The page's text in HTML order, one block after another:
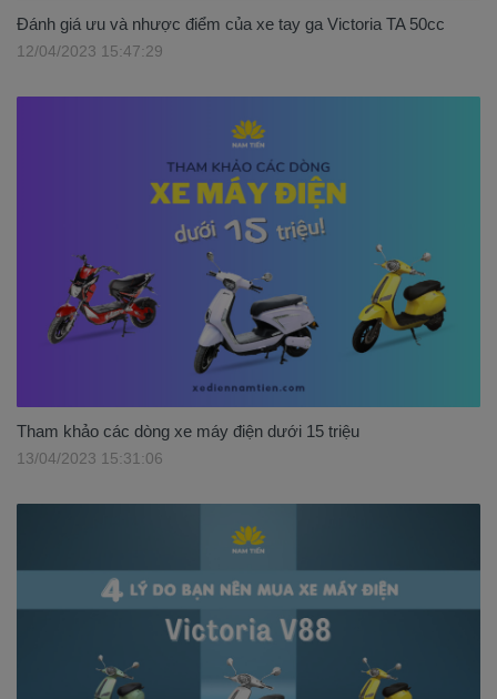
Đánh giá ưu và nhược điểm của xe tay ga Victoria TA 50cc
12/04/2023 15:47:29
Tham khảo các dòng xe máy điện dưới 15 triệu
13/04/2023 15:31:06